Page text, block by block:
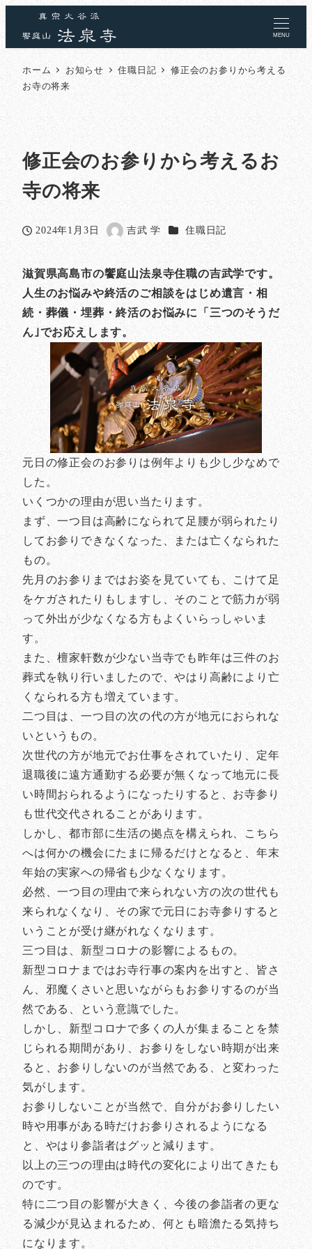
MENU
ホーム お知らせ 住職日記
修正会のお参りから考える
お寺の将来
修正会のお参りから考えるお
寺の将来
投稿日
2024年1月3日
著
吉武 学 カテゴリー
住職日記
滋賀県高島市の饗庭山法泉寺住職の吉武学です。
人生のお悩みや終活のご相談をはじめ遺言・相
続・葬儀・埋葬・終活のお悩みに「三つのそうだ
ん｣でお応えします。
元日の修正会のお参りは例年よりも少し少なめで
した。
いくつかの理由が思い当たります。
まず、一つ目は高齢になられて足腰が弱られたり
してお参りできなくなった、または亡くなられた
もの。
先月のお参りまではお姿を見ていても、こけて足
をケガされたりもしますし、そのことで筋力が弱
って外出が少なくなる方もよくいらっしゃいま
す。
また、檀家軒数が少ない当寺でも昨年は三件のお
葬式を執り行いましたので、やはり高齢により亡
くなられる方も増えています。
二つ目は、一つ目の次の代の方が地元におられな
いというもの。
次世代の方が地元でお仕事をされていたり、定年
退職後に遠方通勤する必要が無くなって地元に長
い時間おられるようになったりすると、お寺参り
も世代交代されることがあります。
しかし、都市部に生活の拠点を構えられ、こちら
へは何かの機会にたまに帰るだけとなると、年末
年始の実家への帰省も少なくなります。
必然、一つ目の理由で来られない方の次の世代も
来られなくなり、その家で元日にお寺参りすると
いうことが受け継がれなくなります。
三つ目は、新型コロナの影響によるもの。
新型コロナまではお寺行事の案内を出すと、皆さ
ん、邪魔くさいと思いながらもお参りするのが当
然である、という意識でした。
しかし、新型コロナで多くの人が集まることを禁
じられる期間があり、お参りをしない時期が出来
ると、お参りしないのが当然である、と変わった
気がします。
お参りしないことが当然で、自分がお参りしたい
時や用事がある時だけお参りされるようになる
と、やはり参詣者はグッと減ります。
以上の三つの理由は時代の変化により出てきたも
のです。
特に二つ目の影響が大きく、今後の参詣者の更な
る減少が見込まれるため、何とも暗澹たる気持ち
になります。